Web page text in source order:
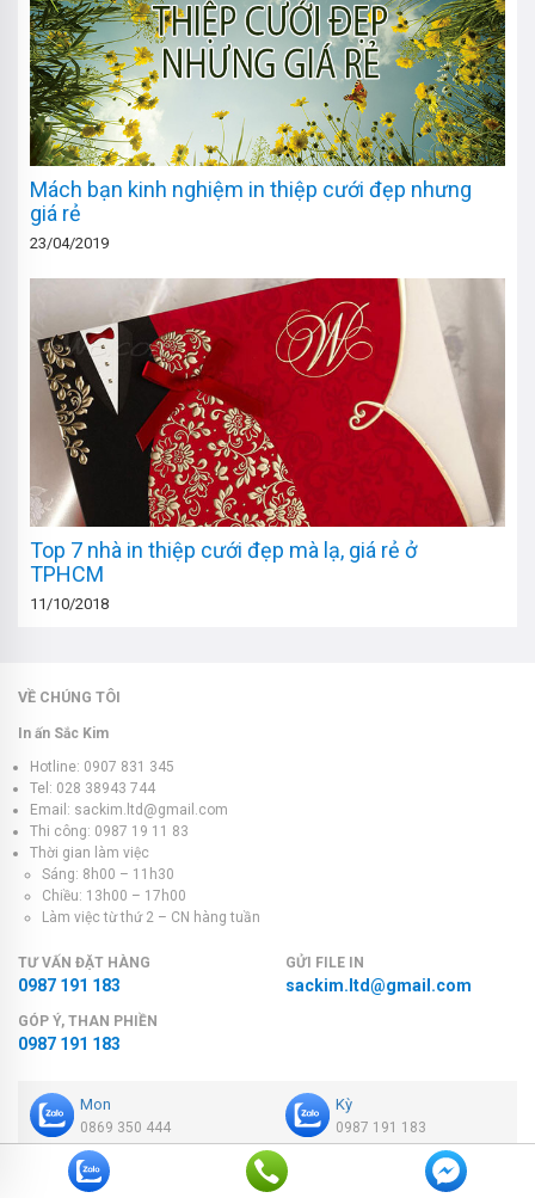
Mách bạn kinh nghiệm in thiệp cưới đẹp nhưng
giá rẻ
23/04/2019
Top 7 nhà in thiệp cưới đẹp mà lạ, giá rẻ ở
TPHCM
11/10/2018
VỀ CHÚNG TÔI
In ấn Sắc Kim
Hotline: 0907 831 345
Tel: 028 38943 744
Email: sackim.ltd@gmail.com
Thi công: 0987 19 11 83
Thời gian làm việc
Sáng: 8h00 – 11h30
Chiều: 13h00 – 17h00
Làm việc từ thứ 2 – CN hàng tuần
TƯ VẤN ĐẶT HÀNG
0987 191 183
GỬI FILE IN
sackim.ltd@gmail.com
GÓP Ý, THAN PHIỀN
0987 191 183
Mon
0869 350 444
Kỳ
0987 191 183
VỀ CHÚNG TÔI